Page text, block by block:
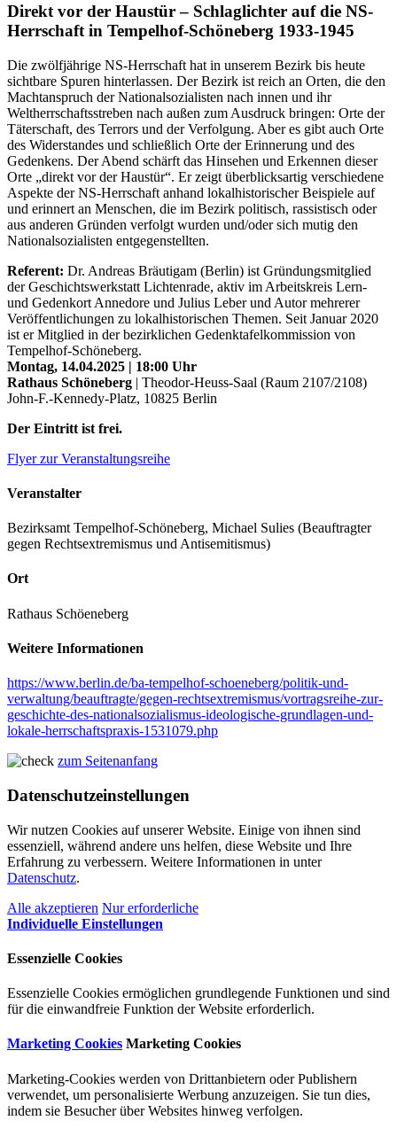
Direkt vor der Haustür – Schlaglichter auf die NS-
Herrschaft in Tempelhof-Schöneberg 1933-1945
Die zwölfjährige NS-Herrschaft hat in unserem Bezirk bis heute
sichtbare Spuren hinterlassen. Der Bezirk ist reich an Orten, die den
Machtanspruch der Nationalsozialisten nach innen und ihr
Weltherrschaftsstreben nach außen zum Ausdruck bringen: Orte der
Täterschaft, des Terrors und der Verfolgung. Aber es gibt auch Orte
des Widerstandes und schließlich Orte der Erinnerung und des
Gedenkens. Der Abend schärft das Hinsehen und Erkennen dieser
Orte „direkt vor der Haustür“. Er zeigt überblicksartig verschiedene
Aspekte der NS-Herrschaft anhand lokalhistorischer Beispiele auf
und erinnert an Menschen, die im Bezirk politisch, rassistisch oder
aus anderen Gründen verfolgt wurden und/oder sich mutig den
Nationalsozialisten entgegenstellten.
Referent: Dr. Andreas Bräutigam (Berlin) ist Gründungsmitglied
der Geschichtswerkstatt Lichtenrade, aktiv im Arbeitskreis Lern-
und Gedenkort Annedore und Julius Leber und Autor mehrerer
Veröffentlichungen zu lokalhistorischen Themen. Seit Januar 2020
ist er Mitglied in der bezirklichen Gedenktafelkommission von
Tempelhof-Schöneberg.
Montag, 14.04.2025 | 18:00 Uhr
Rathaus Schöneberg | Theodor-Heuss-Saal (Raum 2107/2108)
John-F.-Kennedy-Platz, 10825 Berlin
Der Eintritt ist frei.
Flyer zur Veranstaltungsreihe
Veranstalter
Bezirksamt Tempelhof-Schöneberg, Michael Sulies (Beauftragter
gegen Rechtsextremismus und Antisemitismus)
Ort
Rathaus Schöeneberg
Weitere Informationen
https://www.berlin.de/ba-tempelhof-schoeneberg/politik-und-
verwaltung/beauftragte/gegen-rechtsextremismus/vortragsreihe-zur-
geschichte-des-nationalsozialismus-ideologische-grundlagen-und-
lokale-herrschaftspraxis-1531079.php
zum Seitenanfang
Datenschutzeinstellungen
Wir nutzen Cookies auf unserer Website. Einige von ihnen sind
essenziell, während andere uns helfen, diese Website und Ihre
Erfahrung zu verbessern. Weitere Informationen in unter
Datenschutz.
Alle akzeptieren Nur erforderliche
Individuelle Einstellungen
Essenzielle Cookies
Essenzielle Cookies ermöglichen grundlegende Funktionen und sind
für die einwandfreie Funktion der Website erforderlich.
Marketing Cookies Marketing Cookies
Marketing-Cookies werden von Drittanbietern oder Publishern
verwendet, um personalisierte Werbung anzuzeigen. Sie tun dies,
indem sie Besucher über Websites hinweg verfolgen.